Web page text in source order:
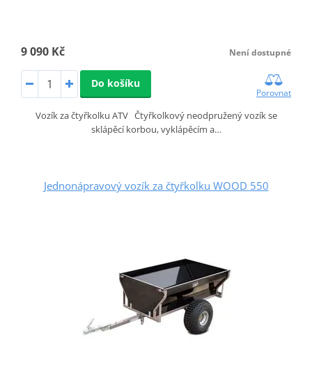
9 090 Kč Není dostupné
Do košíku
Porovnat
Vozík za čtyřkolku ATV Čtyřkolkový neodpružený vozík se
sklápěcí korbou, vyklápěcím a…
Jednonápravový vozík za čtyřkolku WOOD 550